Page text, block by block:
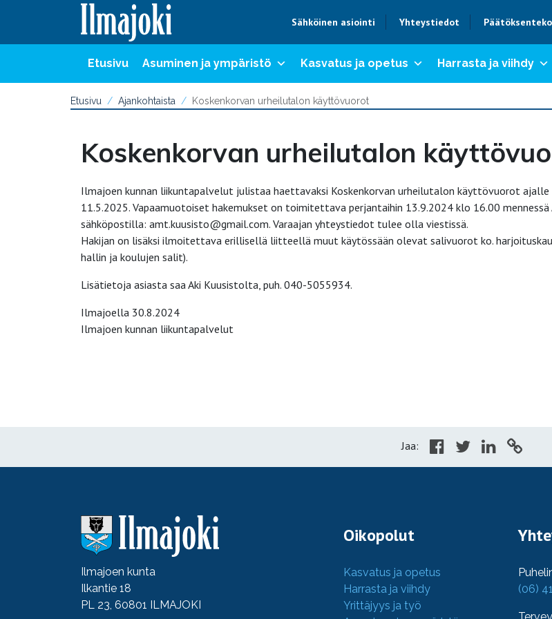
Sähköinen asiointi Yhteystiedot Päätöksenteko
Etusivu Asuminen ja ympäristö Kasvatus ja opetus Harrasta ja viihdy
Etusivu Ajankohtaista Koskenkorvan urheilutalon käyttövuorot
Koskenkorvan urheilutalon
Ilmajoen kunnan liikuntapalvelut julistaa haettavaksi Koskenkorvan urheilutalon käyttövuorot ajalle
11.5.2025. Vapaamuotoiset hakemukset on toimitettava perjantaihin 13.9.2024 klo 16.00 mennessä
sähköpostilla: amt.kuusisto@gmail.com. Varaajan yhteystiedot tulee olla viestissä.
Hakijan on lisäksi ilmoitettava erillisellä liitteellä muut käytössään olevat salivuorot ko.
hallin ja koulujen salit).
Lisätietoja asiasta saa Aki Kuusistolta, puh. 040-5055934.
Ilmajoella 30.8.2024
Ilmajoen kunnan liikuntapalvelut
Jaa:
Ilmajoen kunta
Ilkantie 18
PL 23, 60801 ILMAJOKI
Oikopolut
Kasvatus ja opetus
Harrasta ja viihdy
Yrittäjyys ja työ
(06)